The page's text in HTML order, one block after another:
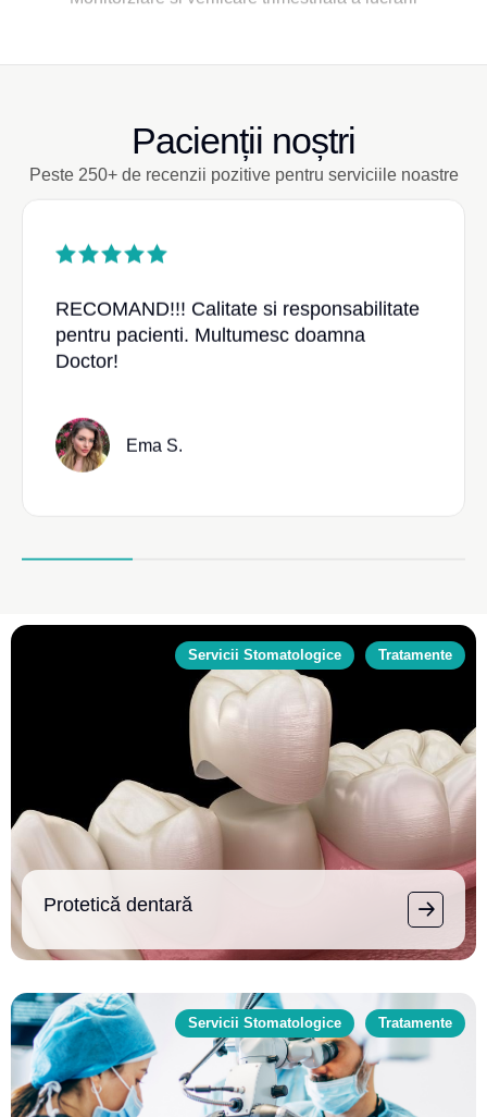
Pacienții noștri
Peste 250+ de recenzii pozitive pentru serviciile noastre
RECOMAND!!! Calitate si responsabilitate
pentru pacienti. Multumesc doamna
Doctor!
Ema S.
Servicii Stomatologice Tratamente
Protetică dentară
Servicii Stomatologice Tratamente